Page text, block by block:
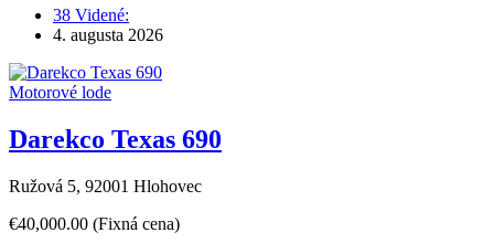
38 Videné:
4. augusta 2026
Motorové lode
Darekco Texas 690
Ružová 5, 92001 Hlohovec
€40,000.00 (Fixná cena)